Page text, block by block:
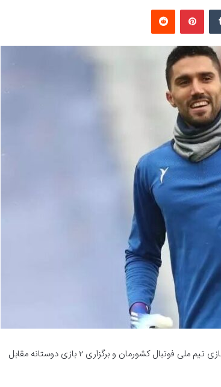
پینتریست
امیر قلعه‌نویی روز گذشته اسامی ۲۴ بازیکن را برای حضور در اردوی آماده‌سازی تیم ملی فوتبال کشورمان و برگزاری ۲ بازی دوستانه مقابل